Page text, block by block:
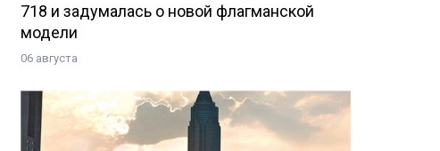
718 и задумалась о новой флагманской
модели
06 августа